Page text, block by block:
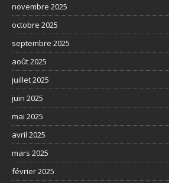
novembre 2025
octobre 2025
septembre 2025
août 2025
juillet 2025
juin 2025
mai 2025
avril 2025
mars 2025
février 2025